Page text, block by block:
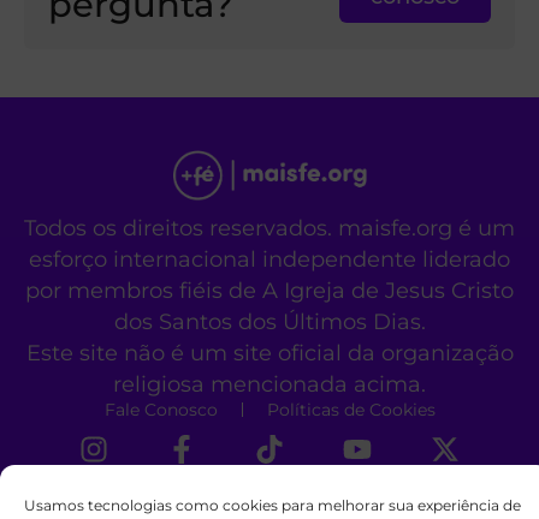
Usamos tecnologias como cookies para melhorar sua experiência de
Todos os direitos reservados. maisfe.org é um
esforço internacional independente liderado
por membros fiéis de A Igreja de Jesus Cristo
dos Santos dos Últimos Dias.
Este site não é um site oficial da organização
religiosa mencionada acima.
Fale Conosco Políticas de Cookies